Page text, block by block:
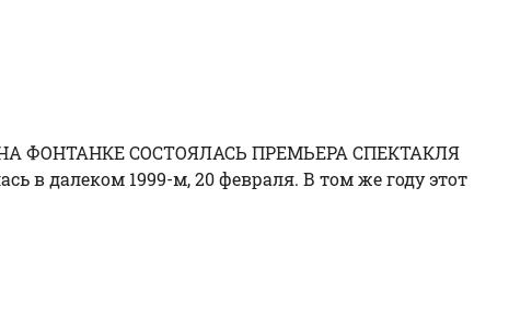
НА ФОНТАНКЕ СОСТОЯЛАСЬ ПРЕМЬЕРА СПЕКТАКЛЯ
в далеком 1999-м, 20 февраля. В том же году этот